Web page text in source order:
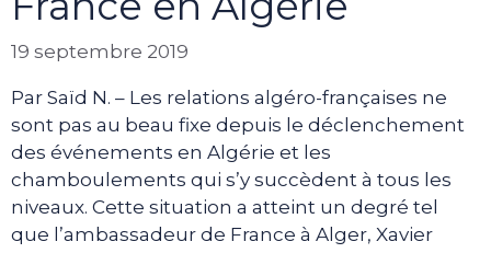
19 septembre 2019
Par Saïd N. – Les relations algéro-françaises ne
sont pas au beau fixe depuis le déclenchement
des événements en Algérie et les
chamboulements qui s’y succèdent à tous les
niveaux. Cette situation a atteint un degré tel
que l’ambassadeur de France à Alger, Xavier